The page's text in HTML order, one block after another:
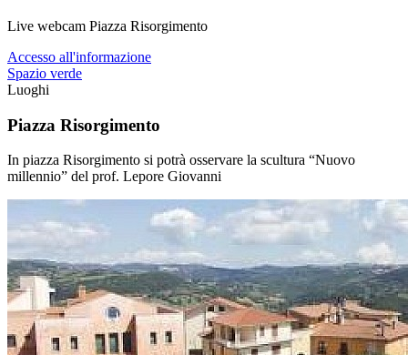
Live webcam Piazza Risorgimento
Accesso all'informazione
Spazio verde
Luoghi
Piazza Risorgimento
In piazza Risorgimento si potrà osservare la scultura “Nuovo
millennio” del prof. Lepore Giovanni